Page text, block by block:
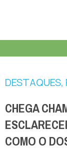
DESTAQUES,
CHEGA
COMO O